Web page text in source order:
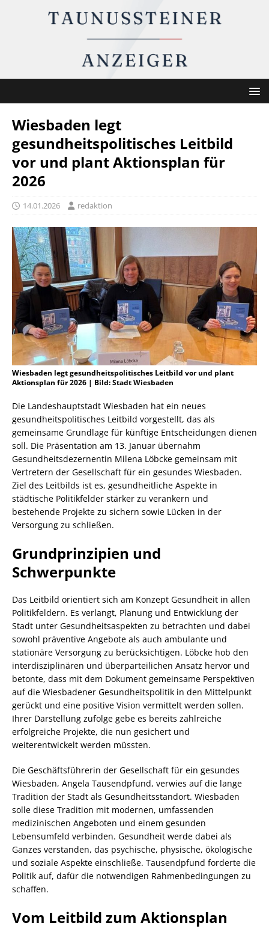
Wiesbaden legt
gesundheitspolitisches Leitbild
vor und plant Aktionsplan für
2026
14.01.2026 redaktion
Wiesbaden legt gesundheitspolitisches Leitbild vor und plant
Aktionsplan für 2026 | Bild: Stadt Wiesbaden
Die Landeshauptstadt Wiesbaden hat ein neues
gesundheitspolitisches Leitbild vorgestellt, das als
gemeinsame Grundlage für künftige Entscheidungen dienen
soll. Die Präsentation am 13. Januar übernahm
Gesundheitsdezernentin Milena Löbcke gemeinsam mit
Vertretern der Gesellschaft für ein gesundes Wiesbaden.
Ziel des Leitbilds ist es, gesundheitliche Aspekte in
städtische Politikfelder stärker zu verankern und
bestehende Projekte zu sichern sowie Lücken in der
Versorgung zu schließen.
Grundprinzipien und
Schwerpunkte
Das Leitbild orientiert sich am Konzept Gesundheit in allen
Politikfeldern. Es verlangt, Planung und Entwicklung der
Stadt unter Gesundheitsaspekten zu betrachten und dabei
sowohl präventive Angebote als auch ambulante und
stationäre Versorgung zu berücksichtigen. Löbcke hob den
interdisziplinären und überparteilichen Ansatz hervor und
betonte, dass mit dem Dokument gemeinsame Perspektiven
auf die Wiesbadener Gesundheitspolitik in den Mittelpunkt
gerückt und eine positive Vision vermittelt werden sollen.
Ihrer Darstellung zufolge gebe es bereits zahlreiche
erfolgreiche Projekte, die nun gesichert und
weiterentwickelt werden müssten.
Die Geschäftsführerin der Gesellschaft für ein gesundes
Wiesbaden, Angela Tausendpfund, verwies auf die lange
Tradition der Stadt als Gesundheitsstandort. Wiesbaden
solle diese Tradition mit modernen, umfassenden
medizinischen Angeboten und einem gesunden
Lebensumfeld verbinden. Gesundheit werde dabei als
Ganzes verstanden, das psychische, physische, ökologische
und soziale Aspekte einschließe. Tausendpfund forderte die
Politik auf, dafür die notwendigen Rahmenbedingungen zu
schaffen.
Vom Leitbild zum Aktionsplan